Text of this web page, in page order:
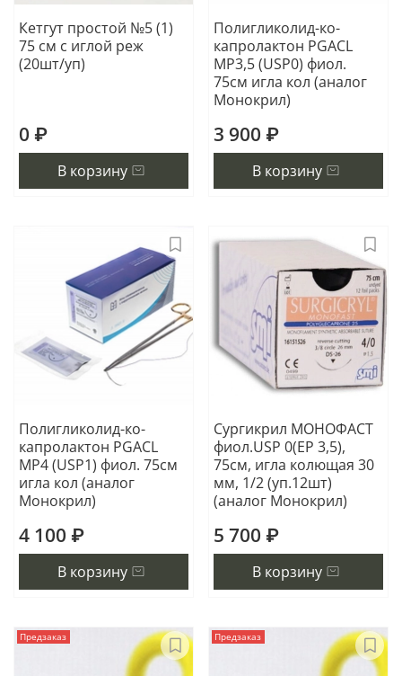
Кетгут простой №5 (1)
75 см с иглой реж
(20шт/уп)
0 ₽
В корзину
Полигликолид-ко-
капролактон PGACL
МР3,5 (USP0) фиол.
75см игла кол (аналог
Монокрил)
3 900 ₽
В корзину
Полигликолид-ко-
капролактон PGACL
МР4 (USP1) фиол. 75см
игла кол (аналог
Монокрил)
4 100 ₽
В корзину
Сургикрил МОНОФАСТ
фиол.USP 0(EP 3,5),
75см, игла колющая 30
мм, 1/2 (уп.12шт)
(аналог Монокрил)
5 700 ₽
В корзину
Предзаказ Предзаказ